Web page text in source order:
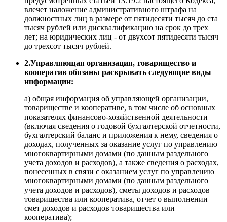
влечет наложение административного штрафа на
должностных лиц в размере от пятидесяти тысяч до ста
тысяч рублей или дисквалификацию на срок до трех
лет; на юридических лиц - от двухсот пятидесяти тысяч
до трехсот тысяч рублей.
2.Управляющая организация, товарищество и
кооператив обязаны раскрывать следующие виды
информации:
а) общая информация об управляющей организации,
товариществе и кооперативе, в том числе об основных
показателях финансово-хозяйственной деятельности
(включая сведения о годовой бухгалтерской отчетности,
бухгалтерский баланс и приложения к нему, сведения о
доходах, полученных за оказание услуг по управлению
многоквартирными домами (по данным раздельного
учета доходов и расходов), а также сведения о расходах,
понесенных в связи с оказанием услуг по управлению
многоквартирными домами (по данным раздельного
учета доходов и расходов), сметы доходов и расходов
товарищества или кооператива, отчет о выполнении
смет доходов и расходов товарищества или
кооператива);